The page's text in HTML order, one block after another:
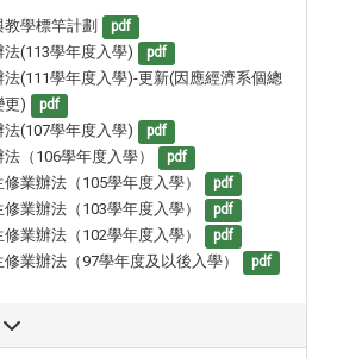
學標竿計劃 pdf
(113學年度入學) pdf
(111學年度入學)-更新(因應經濟系個總
更)
pdf
(107學年度入學) pdf
（106學年度入學） pdf
業辦法（105學年度入學） pdf
業辦法（103學年度入學） pdf
業辦法（102學年度入學） pdf
業辦法（97學年度及以後入學） pdf